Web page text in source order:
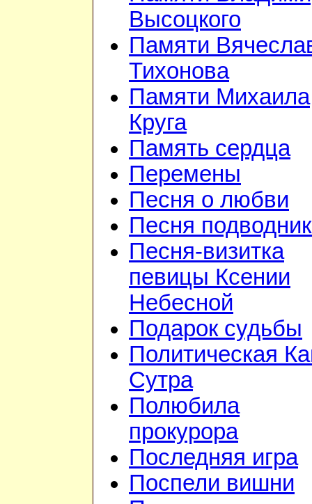
Высоцкого
Памяти
Тихонова
Памяти Михаила
Круга
Память сердца
Перемены
Песня о любви
Песня
Песня-визитка
певицы Ксении
Небесной
Подарок судьбы
Политическая
Сутра
Полюбила
прокурора
Последняя игра
Поспели вишни